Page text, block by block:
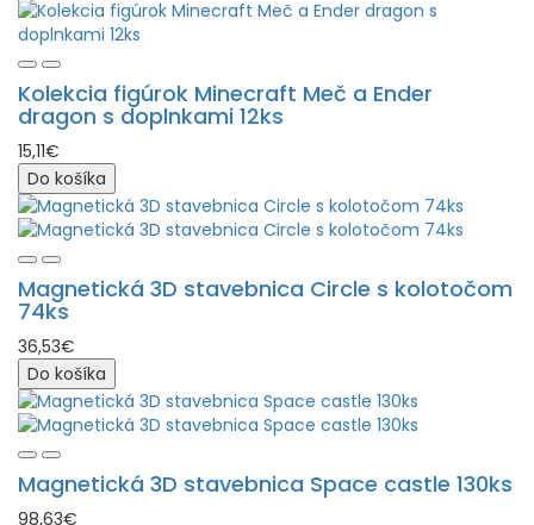
Kolekcia figúrok Minecraft Meč a Ender
dragon s doplnkami 12ks
15,11€
Do košíka
Magnetická 3D stavebnica Circle s kolotočom
74ks
36,53€
Do košíka
Magnetická 3D stavebnica Space castle 130ks
98,63€